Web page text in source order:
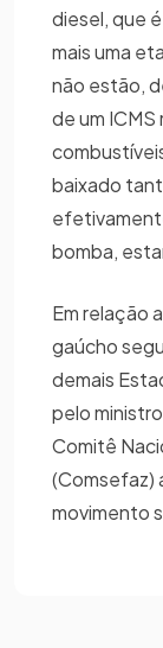
diesel, que
mais uma
não estão,
de um
baixado
bomba,
Em relação
gaúcho
demais
pelo
Comitê
(Comsefaz)
movimento